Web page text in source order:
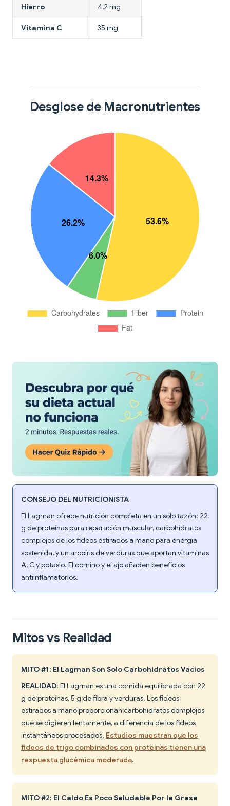
Hierro 4,2 mg
Vitamina C 35 mg
Desglose de Macronutrientes
CONSEJO DEL NUTRICIONISTA
El Lagman ofrece nutrición completa en un solo tazón: 22
g de proteínas para reparación muscular, carbohidratos
complejos de los fideos estirados a mano para energía
sostenida, y un arcoíris de verduras que aportan vitaminas
A, C y potasio. El comino y el ajo añaden beneficios
antiinflamatorios.
Mitos vs Realidad
MITO #1: El Lagman Son Solo Carbohidratos Vacíos
REALIDAD: El Lagman es una comida equilibrada con 22
g de proteínas, 5 g de fibra y verduras. Los fideos
estirados a mano proporcionan carbohidratos complejos
que se digieren lentamente, a diferencia de los fideos
instantáneos procesados. Estudios muestran que los
fideos de trigo combinados con proteínas tienen una
respuesta glucémica moderada.
MITO #2: El Caldo Es Poco Saludable Por la Grasa